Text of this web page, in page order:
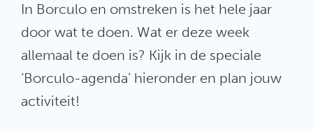
In Borculo en omstreken is het hele jaar
door wat te doen. Wat er deze week
allemaal te doen is? Kijk in de speciale
‘Borculo-agenda’ hieronder en plan jouw
activiteit!